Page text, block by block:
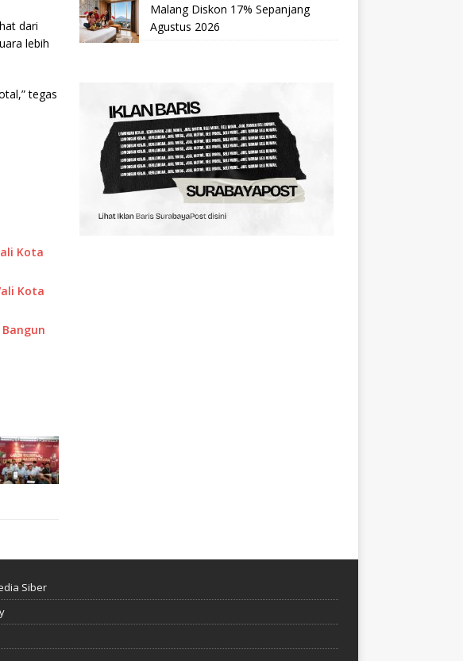
dari
lebih
tegas
Kota
Kota
Malang Diskon 17% Sepanjang
Agustus 2026
Siber